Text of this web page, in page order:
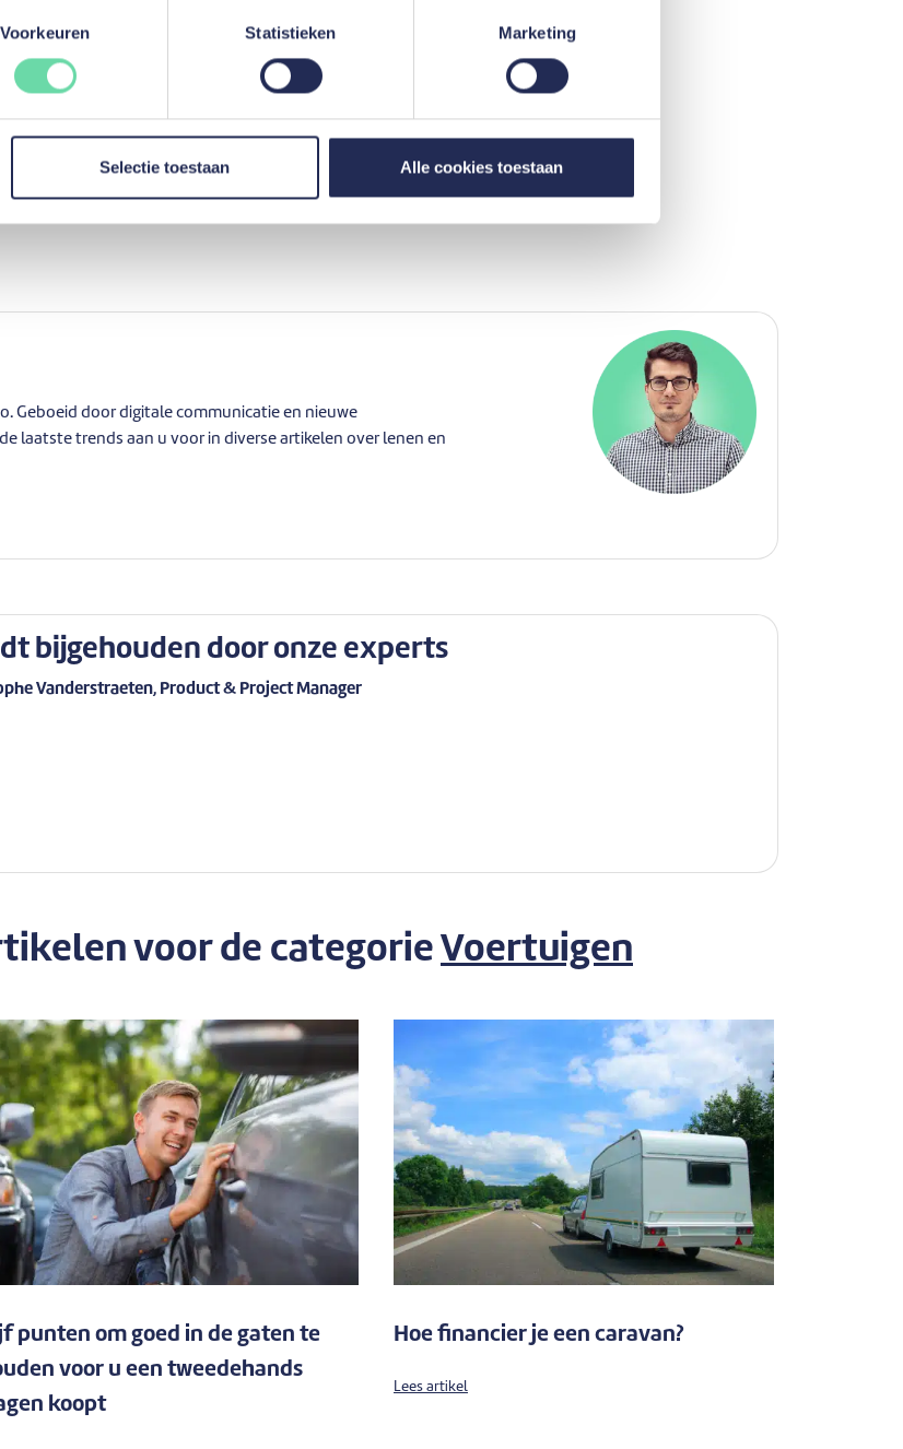
Voorkeuren Statistieken Marketing
Selectie toestaan Alle cookies toestaan
op mozzeno?
hebt ingediend, komt u onmiddellijk te weten of uw aanvraag al dan niet
Geboeid door digitale communicatie en nieuwe
laatste trends aan u voor in diverse artikelen over lenen en
bijgehouden door onze experts
Vanderstraeten, Product & Project Manager
voor de categorie Voertuigen
punten om goed in de gaten te
voor u een tweedehands
koopt
Hoe financier je een caravan?
Lees artikel